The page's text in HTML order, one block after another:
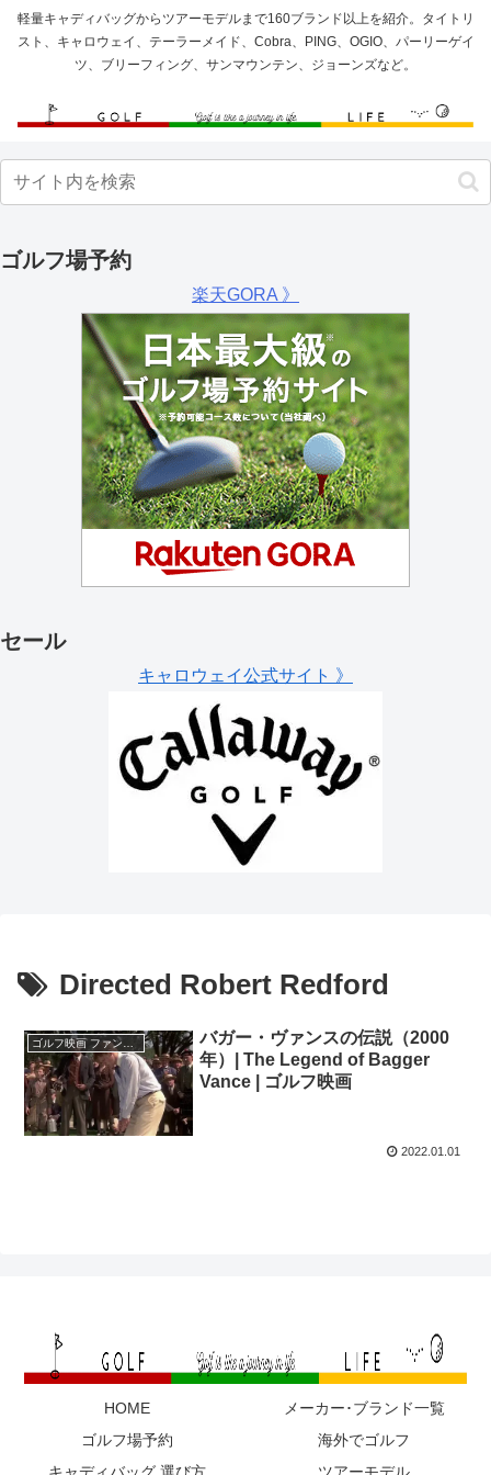
軽量キャディバッグからツアーモデルまで160ブランド以上を紹介。タイトリ
スト、キャロウェイ、テーラーメイド、Cobra、PING、OGIO、パーリーゲイ
ツ、ブリーフィング、サンマウンテン、ジョーンズなど。
ゴルフ場予約
楽天GORA 》
セール
キャロウェイ公式サイト 》
Directed Robert Redford
バガー・ヴァンスの伝説（2000
年）| The Legend of Bagger
Vance | ゴルフ映画
2022.01.01
HOME
メーカー･ブランド一覧
ゴルフ場予約
海外でゴルフ